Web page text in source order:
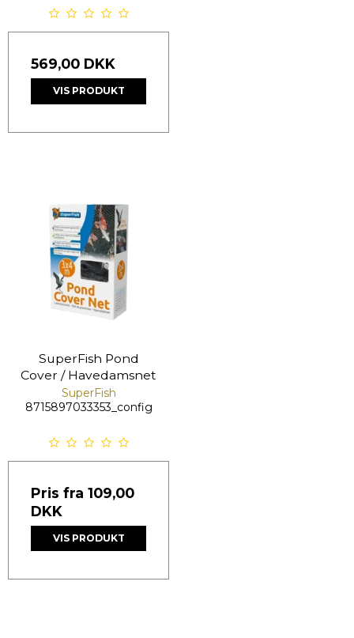
569,00 DKK
VIS PRODUKT
SuperFish Pond
Cover / Havedamsnet
SuperFish
8715897033353_config
Pris fra 109,00
DKK
VIS PRODUKT